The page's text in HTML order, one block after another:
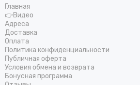
Prology
Pulsar
Recoil
Russian Bass
Skylor
Spl-Lab
STEG
Главная
👉Видео
Адреса
Доставка
Оплата
Политика конфиденциальности
Публичная оферта
Условия обмена и возврата
Бонусная программа